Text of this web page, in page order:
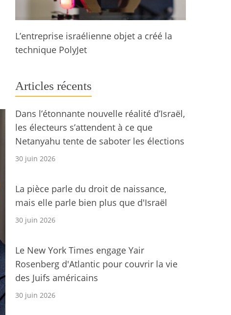
L’entreprise israélienne objet a créé la
technique PolyJet
Articles récents
Dans l’étonnante nouvelle réalité d’Israël,
les électeurs s’attendent à ce que
Netanyahu tente de saboter les élections
30 juin 2026
La pièce parle du droit de naissance,
mais elle parle bien plus que d'Israël
30 juin 2026
Le New York Times engage Yair
Rosenberg d'Atlantic pour couvrir la vie
des Juifs américains
30 juin 2026